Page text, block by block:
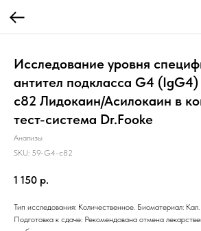
Исследование уровня
антител подкласса G4 (IgG4)
c82 Лидокаин/Асилокаин в
тест-система Dr.Fooke
Анализы
SKU: 59-G4-c82
1 150 р.
Тип исследования: Количественное. Биоматериал:
Подготовка к сдаче: Рекомендована отмена